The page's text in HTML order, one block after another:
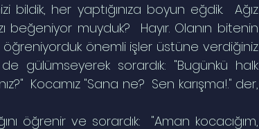
bildik, her yaptığınıza boyun eğdik.  Ağız
beğeniyor muyduk?  Hayır. Olanın bitenin
önemli işler üstüne verdiğiniz
gülümseyerek sorardık: "Bugünkü halk
Kocamız "Sana ne?  Sen karışma!." der,
öğrenir ve sorardık:  "Aman kocacığım,